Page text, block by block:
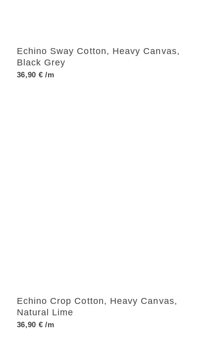
Echino Sway Cotton, Heavy Canvas,
Black Grey
36,90 € /m
Echino Crop Cotton, Heavy Canvas,
Natural Lime
36,90 € /m